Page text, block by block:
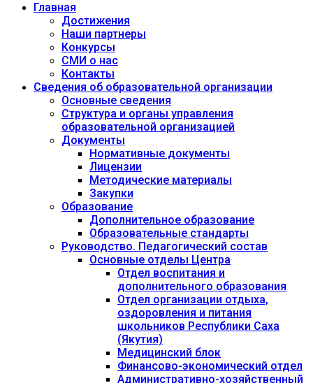
Главная
Достижения
Наши партнеры
Конкурсы
СМИ о нас
Контакты
Сведения об образовательной организации
Основные сведения
Структура и органы управления
образовательной организацией
Документы
Нормативные документы
Лицензии
Методические материалы
Закупки
Образование
Дополнительное образование
Образовательные стандарты
Руководство. Педагогический состав
Основные отделы Центра
Отдел воспитания и
дополнительного образования
Отдел организации отдыха,
оздоровления и питания
школьников Республики Саха
(Якутия)
Медицинский блок
Финансово-экономический отдел
Административно-хозяйственный